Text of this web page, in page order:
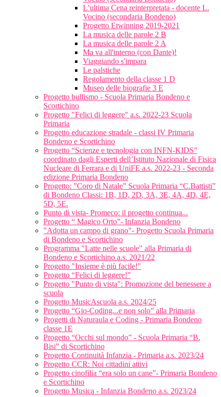
L’ultima Cena reinterpretata - docente L.
Vocino (secondaria Bondeno)
Progetto Etwinning 2019-2021
La musica delle parole 2 B
La musica delle parole 2 A
Ma va all'interno (con Dante)!
Viaggiando s'impara
Le palstiche
Regolamento della classe 1 D
Museo delle biografie 3 E
Progetto bullismo - Scuola Primaria Bondeno e
Scortichino
Progetto "Felici di leggere" a.s. 2022-23 Scuola
Primaria
Progetto educazione stradale - classi IV Primaria
Bondeno e Scortichino
Progetto “Scienze e tecnologia con INFN-KIDS”
coordinato dagli Esperti dell’Istituto Nazionale di Fisica
Nucleare di Ferrara e di UniFE a.s. 2022-23 - Seconda
edizione Primaria Bondeno
Progetto: ”Coro di Natale” Scuola Primaria “C.Battisti”
di Bondeno Classi: 1B, 1D, 2D, 3A, 3E, 4A, 4D, 4E,
5D, 5E.
Punto di vista- Promeco: il progetto continua...
Progetto “ Magico Orto”- Infanzia Bondeno
"Adotta un campo di grano"- Progetto Scuola Primaria
di Bondeno e Scortichino
Programma "Latte nelle scuole" alla Primaria di
Bondeno e Scortichino a.s. 2021/22
Progetto "Insieme è più facile!"
Progetto “Felici di leggere!”
Progetto "Punto di vista": Promozione del benessere a
scuola
Progetto MusicAscuola a.s. 2024/25
Progetto “Gio-Coding...e non solo” alla Primaria
Progetti di Naturaula e Coding - Primaria Bondeno
classe 1E
Progetto “Occhi sul mondo” - Scuola Primaria “B.
Bisi” di Scortichino
Progetto Continuità Infanzia - Primaria a.s. 2023/24
Progetto CCR: Noi cittadini attivi
Progetto cinofilia “era solo un cane”- Primaria Bondeno
e Scortichino
Progetto Musica - Infanzia Bondeno a.s. 2023/24